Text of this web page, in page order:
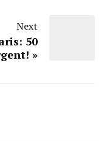
Next
50
»